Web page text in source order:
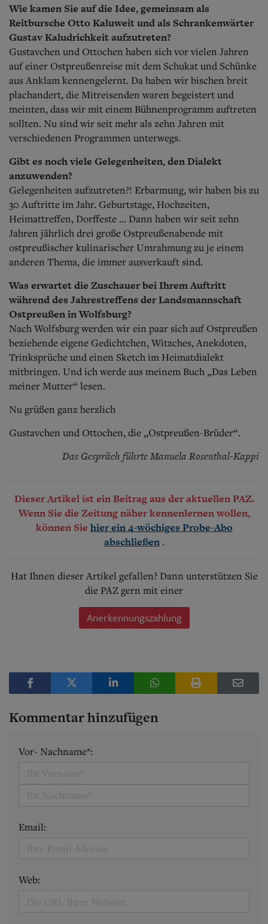
Wie kamen Sie auf die Idee, gemeinsam als
Reitbursche Otto Kaluweit und als Schrankenwärter
Gustav Kaludrichkeit aufzutreten?
Gustavchen und Ottochen haben sich vor vielen Jahren
auf einer Ostpreußenreise mit dem Schukat und Schünke
aus Anklam kennengelernt. Da haben wirbischen breit
plachandert, die Mitreisenden waren begeistert und
meinten, dass wir mit einem Bühnenprogramm auftreten
sollten. Nu sind wir seit mehr als zehn Jahren mit
verschiedenen Programmen unterwegs.
Gibt es noch viele Gelegenheiten, den Dialekt
anzuwenden?
Gelegenheiten aufzutreten?! Erbarmung, wir haben bis zu
30 Auftritte im Jahr. Geburtstage, Hochzeiten,
Heimattreffen, Dorffeste ... Dann haben wir seit zehn
Jahren jährlich drei große Ostpreußenabende mit
ostpreußischer kulinarischer Umrahmung zu je einem
anderen Thema, die immer ausverkauft sind.
Was erwartet die Zuschauer bei Ihrem Auftritt
während des Jahrestreffens der Landsmannschaft
Ostpreußen in Wolfsburg?
Nach Wolfsburg werden wir ein paar sich auf Ostpreußen
beziehende eigene Gedichtchen, Witzches, Anekdoten,
Trinksprüche und einen Sketch im Heimatdialekt
mitbringen. Und ich werde aus meinem Buch „Das Leben
meiner Mutter“ lesen.
Nu grüßen ganz herzlich
Gustavchen und Ottochen, die „Ostpreußen-Brüder“.
Das Gespräch führte Manuela Rosenthal-Kappi
Dieser Artikel ist ein Beitrag aus der aktuellen PAZ.
Wenn Sie die Zeitung näher kennenlernen wollen,
können Sie hier ein 4-wöchiges Probe-Abo
abschließen .
Hat Ihnen dieser Artikel gefallen? Dann unterstützen Sie
die PAZ gern mit einer
Anerkennungszahlung
Kommentar hinzufügen
Vor- Nachname*:
Email:
Web: